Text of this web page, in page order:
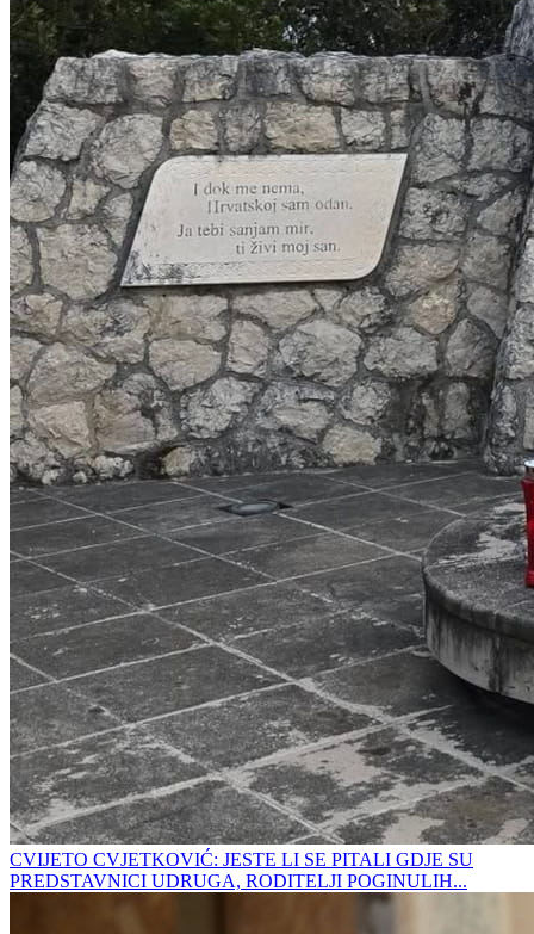
CVIJETO CVJETKOVIĆ: JESTE LI SE PITALI GDJE SU
PREDSTAVNICI UDRUGA, RODITELJI POGINULIH...